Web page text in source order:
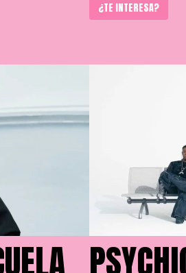
¿TE INTERESA?